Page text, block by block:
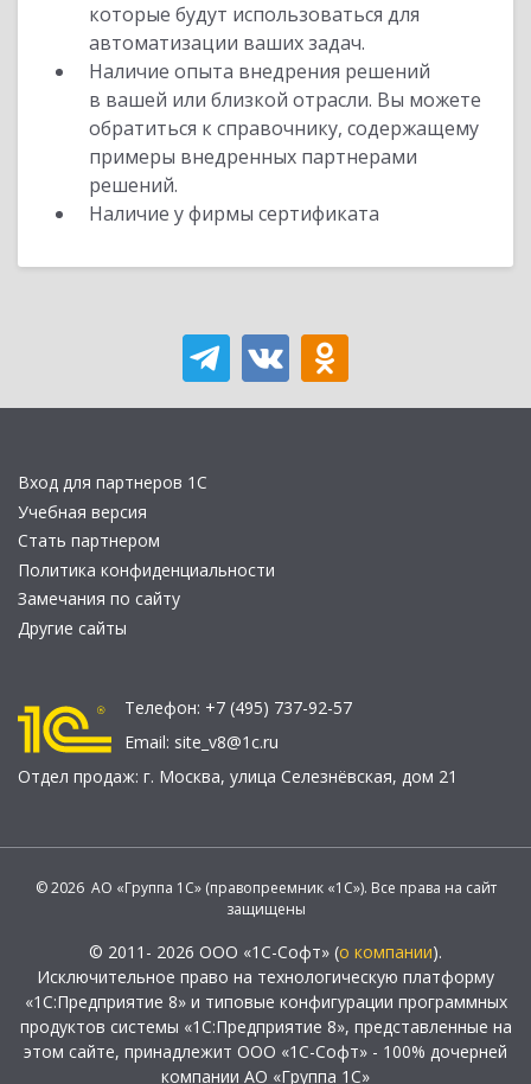
которые будут использоваться для
автоматизации ваших задач.
Наличие опыта внедрения решений
в вашей или близкой отрасли. Вы можете
обратиться к справочнику, содержащему
примеры внедренных партнерами
решений.
Наличие у фирмы сертификата
Вход для партнеров 1С
Учебная версия
Стать партнером
Политика конфиденциальности
Замечания по сайту
Другие сайты
Телефон: +7 (495) 737-92-57
Email: site_v8@1c.ru
Отдел продаж: г. Москва, улица Селезнёвская, дом 21
© 2026 АО «Группа 1С» (правопреемник «1С»). Все права на сайт
защищены
© 2011- 2026 ООО «1С-Софт» (о компании).
Исключительное право на технологическую платформу
«1С:Предприятие 8» и типовые конфигурации программных
продуктов системы «1С:Предприятие 8», представленные на
этом сайте, принадлежит ООО «1С-Софт» - 100% дочерней
компании АО «Группа 1С»